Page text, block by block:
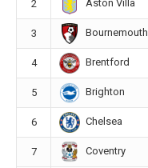
2 Aston Villa
3 Bournemouth
4 Brentford
5 Brighton
6 Chelsea
7 Coventry